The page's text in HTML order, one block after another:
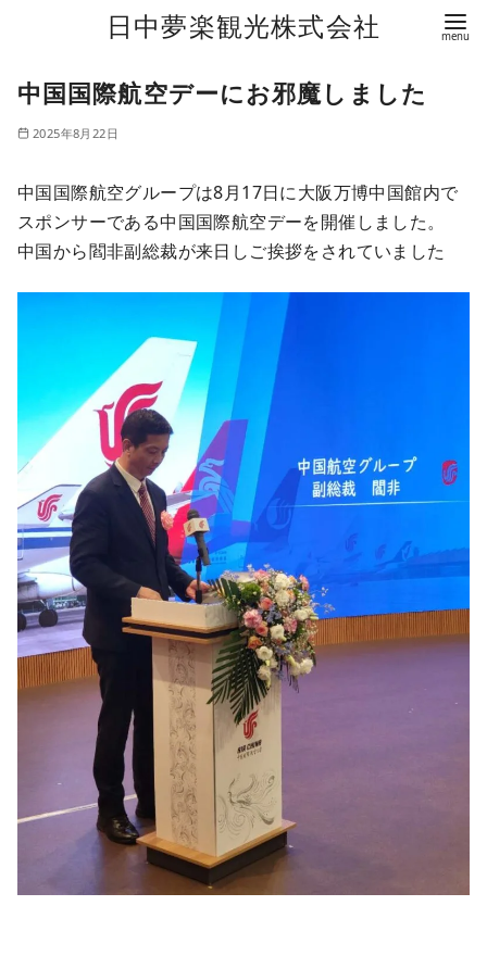
日中夢楽観光株式会社
中国国際航空デーにお邪魔しました
2025年8月22日
中国国際航空グループは8月17日に大阪万博中国館内で
スポンサーである中国国際航空デーを開催しました。
中国から閻非副総裁が来日しご挨拶をされていました